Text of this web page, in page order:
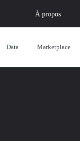
À propos
Data Marketplace